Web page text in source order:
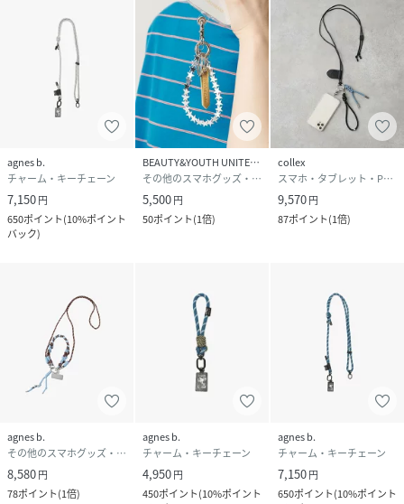
agnes b.
チャーム・キーチェーン
7,150円
650ポイント(10%ポイント
バック)
BEAUTY&YOUTH UNITED ARROWS
その他のスマホグッズ・オーディオ機器
5,500円
50ポイント(1倍)
collex
スマホ・タブレット・PCケース/カバー
9,570円
87ポイント(1倍)
agnes b.
その他のスマホグッズ・オーディオ機器
8,580円
78ポイント(1倍)
agnes b.
チャーム・キーチェーン
4,950円
450ポイント(10%ポイント
agnes b.
チャーム・キーチェーン
7,150円
650ポイント(10%ポイント